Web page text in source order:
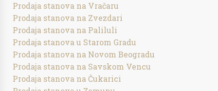
Prodaja stanova na Vračaru
Prodaja stanova na Zvezdari
Prodaja stanova na Paliluli
Prodaja stanova u Starom Gradu
Prodaja stanova na Novom Beogradu
Prodaja stanova na Savskom Vencu
Prodaja stanova na Čukarici